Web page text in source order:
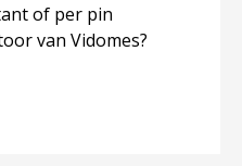
van Vidomes?